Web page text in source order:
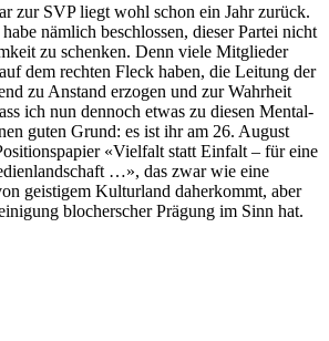
zur SVP liegt wohl schon ein Jahr zurück.
nämlich beschlossen, dieser Partei nicht
zu schenken. Denn viele Mitglieder
dem rechten Fleck haben, die Leitung der
zu Anstand erzogen und zur Wahrheit
ich nun dennoch etwas zu diesen Mental-
guten Grund: es ist ihr am 26. August
«Vielfalt statt Einfalt – für eine
…», das zwar wie eine
geistigem Kulturland daherkommt, aber
blocherscher Prägung im Sinn hat.